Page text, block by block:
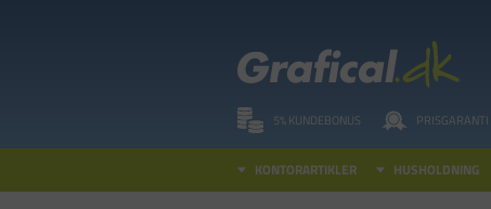
5% KUNDEBONUS PRISGARANTI
KONTORARTIKLER HUSHOLDNING